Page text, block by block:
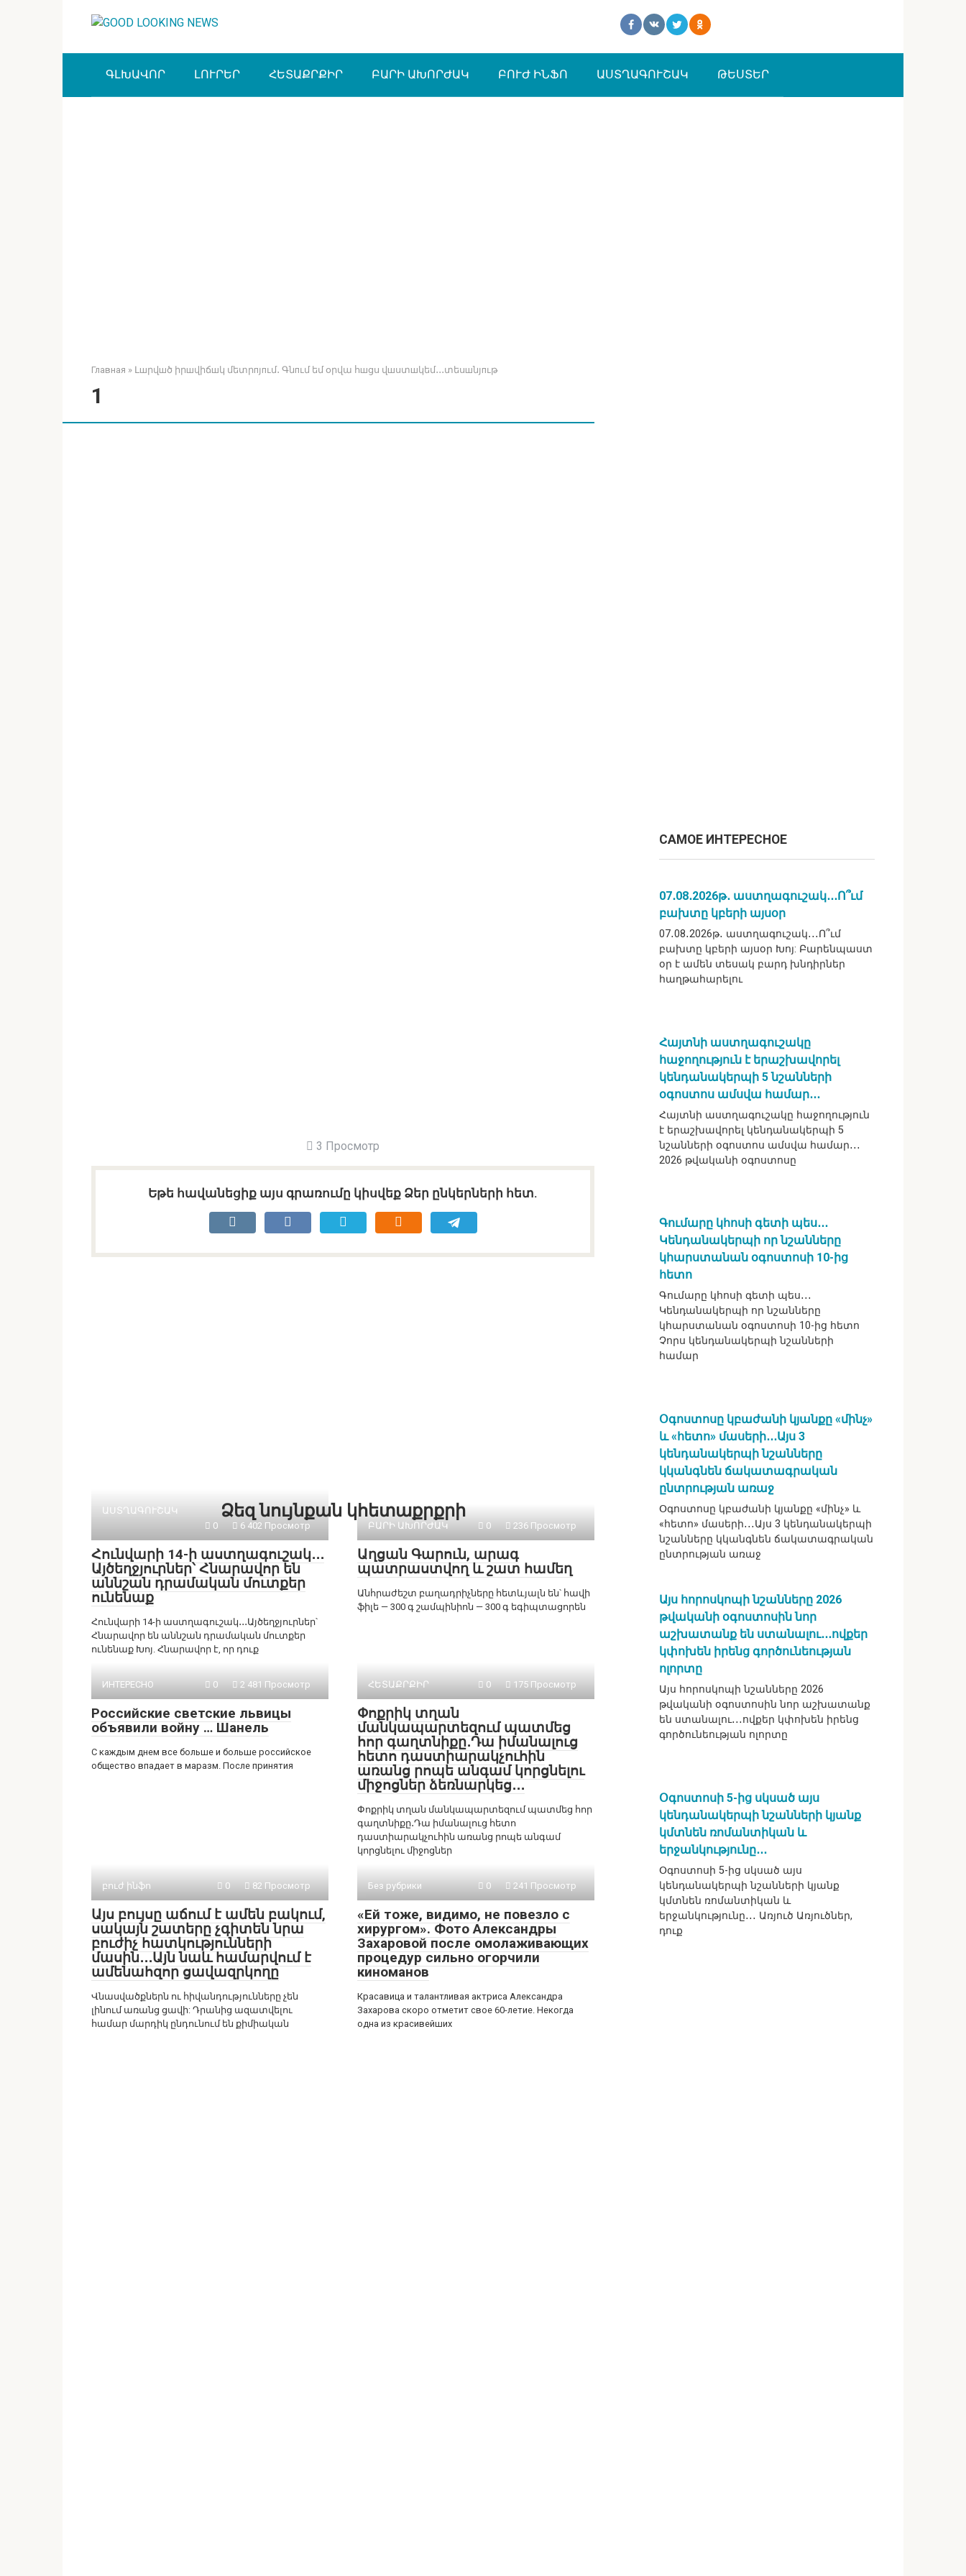
ԳԼԽԱՎՈՐ ԼՈՒՐԵՐ ՀԵՏԱՔՐՔԻՐ ԲԱՐԻ ԱԽՈՐԺԱԿ ԲՈՒԺ ԻՆՖՈ ԱՍՏՂԱԳՈՒՇԱԿ ԹԵՍՏԵՐ
Главная » Լшրվшծ իրшվիճшկ մետրпյпւմ․ Գնпւմ եմ օրվա հшցս վшստшկեմ․․․տեսшնյпւթ
1
3 Просмотр
Եթե հավանեցիք այս գրառումը կիսվեք Ձեր ընկերների հետ.
Ձեզ նույնքան կհետաքրքրի
ԱՍՏՂԱԳՈՒՇԱԿ
0
6 402 Просмотр
Հունվարի 14-ի աստղագուշակ․․․
Այծեղջյուրներ՝ Հնարավոր են
աննշան դրամական մուտքեր
ունենաք
Հունվարի 14-ի աստղագուշակ․․․Այծեղջյուրներ՝
Հնարավոր են աննշան դրամական մուտքեր
ունենաք Խոյ. Հնարավոր է, որ դուք
ԲԱՐԻ ԱԽՈՐԺԱԿ 0 236 Просмотр
Աղցան Գարուն, արագ
պատրաստվող և շատ համեղ
Անհրաժեշտ բաղադրիչները հետևյալն են՝ հավի
ֆիլե — 300 գ շամպինիոն — 300 գ եգիպտացորեն
ИНТЕРЕСНО 0 2 481 Просмотр
Российские светские львицы
объявили войну … Шанель
С каждым днем все больше и больше российское
общество впадает в маразм. После принятия
ՀԵՏԱՔՐՔԻՐ 0 175 Просмотр
Փոքրիկ տղան
մանկապարտեզում պատմեց
հոր գաղտնիքը․Դա իմանալուց
հետո դաստիարակչուհին
առանց րոպե անգամ կորցնելու
միջոցներ ձեռնարկեց․․․
Փոքրիկ տղան մանկապարտեզում պատմեց հոր
գաղտնիքը․Դա իմանալուց հետո
դաստիարակչուհին առանց րոպե անգամ
կորցնելու միջոցներ
բուժ ինֆո 0 82 Просмотр
Այս բույսը աճում է ամեն բակում,
սակայն շատերը չգիտեն նրա
բուժիչ հատկությունների
մասին․․․Այն նաև համարվում է
ամենահզոր ցավազրկողը
Վնասվածքներն ու հիվանդությունները չեն
լինում առանց ցավի: Դրանից ազատվելու
համար մարդիկ ընդունում են քիմիական
Без рубрики 0 241 Просмотр
«Ей тоже, видимо, не повезло с
хирургом». Фото Александры
Захаровой после омолаживающих
процедур сильно огорчили
киноманов
Красавица и талантливая актриса Александра
Захарова скоро отметит свое 60-летие. Некогда
одна из красивейших
САМОЕ ИНТЕРЕСНОЕ
07․08․2026թ․ աստղագուշակ․․․Ո՞ւմ
բախտը կբերի այսօր
07․08․2026թ․ աստղագուշակ․․․Ո՞ւմ
բախտը կբերի այսօր Խոյ: Բարենպաստ
օր է ամեն տեսակ բարդ խնդիրներ
հաղթահարելու
Հայտնի աստղագուշակը
հաջողություն է երաշխավորել
կենդանակերպի 5 նշանների
օգոստոս ամսվա համար․․․
Հայտնի աստղագուշակը հաջողություն
է երաշխավորել կենդանակերպի 5
նշանների օգոստոս ամսվա համար․․․
2026 թվականի օգոստոսը
Գումարը կհոսի գետի պես․․․
Կենդանակերպի որ նշանները
կհարստանան օգոստոսի 10-ից
հետո
Գումարը կհոսի գետի պես․․․
Կենդանակերպի որ նշանները
կհարստանան օգոստոսի 10-ից հետո
Չորս կենդանակերպի նշանների
համար
Օգոստոսը կբաժանի կյանքը «մինչ»
և «հետո» մասերի․․․Այս 3
կենդանակերպի նշանները
կկանգնեն ճակատագրական
ընտրության առաջ
Օգոստոսը կբաժանի կյանքը «մինչ» և
«հետո» մասերի․․․Այս 3 կենդանակերպի
նշանները կկանգնեն ճակատագրական
ընտրության առաջ
Այս հորոսկոպի նշանները 2026
թվականի օգոստոսին նոր
աշխատանք են ստանալու․․․ովքեր
կփոխեն իրենց գործունեության
ոլորտը
Այս հորոսկոպի նշանները 2026
թվականի օգոստոսին նոր աշխատանք
են ստանալու․․․ովքեր կփոխեն իրենց
գործունեության ոլորտը
Օգոստոսի 5-ից սկսած այս
կենդանակերպի նշանների կյանք
կմտնեն ռոմանտիկան և
երջանկությունը․․․
Օգոստոսի 5-ից սկսած այս
կենդանակերպի նշանների կյանք
կմտնեն ռոմանտիկան և
երջանկությունը․․․ Առյուծ Առյուծներ,
դուք